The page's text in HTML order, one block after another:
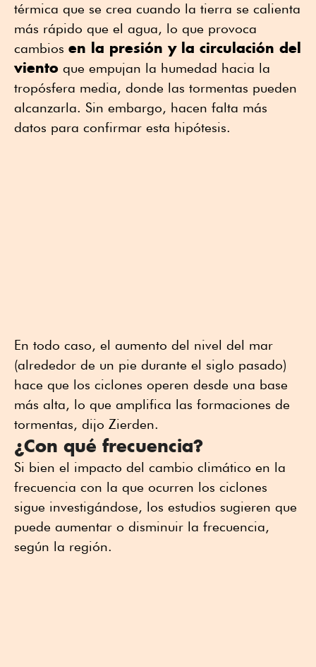
térmica que se crea cuando la tierra se calienta
más rápido que el agua, lo que provoca
cambios en la presión y la circulación del
viento que empujan la humedad hacia la
tropósfera media, donde las tormentas pueden
alcanzarla. Sin embargo, hacen falta más
datos para confirmar esta hipótesis.
En todo caso, el aumento del nivel del mar
(alrededor de un pie durante el siglo pasado)
hace que los ciclones operen desde una base
más alta, lo que amplifica las formaciones de
tormentas, dijo Zierden.
¿Con qué frecuencia?
Si bien el impacto del cambio climático en la
frecuencia con la que ocurren los ciclones
sigue investigándose, los estudios sugieren que
puede aumentar o disminuir la frecuencia,
según la región.